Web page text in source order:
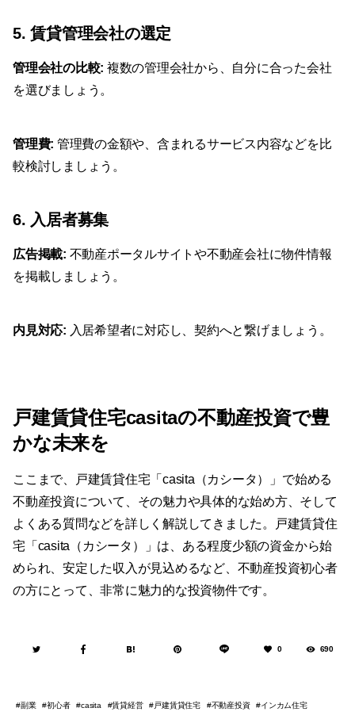
5. 賃貸管理会社の選定
管理会社の比較: 複数の管理会社から、自分に合った会社
を選びましょう。
管理費: 管理費の金額や、含まれるサービス内容などを比
較検討しましょう。
6. 入居者募集
広告掲載: 不動産ポータルサイトや不動産会社に物件情報
を掲載しましょう。
内見対応: 入居希望者に対応し、契約へと繋げましょう。
戸建賃貸住宅casitaの不動産投資で豊
かな未来を
ここまで、戸建賃貸住宅「casita（カシータ）」で始める
不動産投資について、その魅力や具体的な始め方、そして
よくある質問などを詳しく解説してきました。戸建賃貸住
宅「casita（カシータ）」は、ある程度少額の資金から始
められ、安定した収入が見込めるなど、不動産投資初心者
の方にとって、非常に魅力的な投資物件です。
0 690
副業 初心者 casita 賃貸経営 戸建賃貸住宅 不動産投資 インカム住宅